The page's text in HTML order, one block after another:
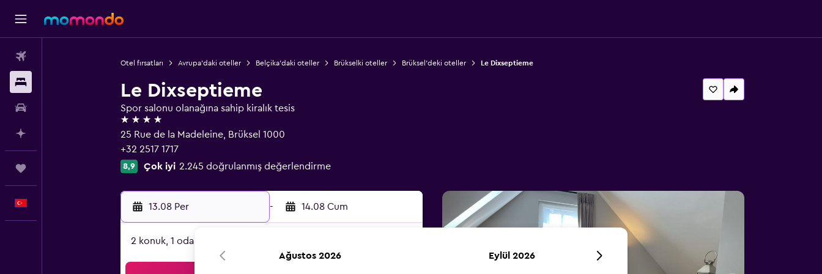
Otel fırsatları Avrupa'daki oteller Belçika'daki oteller Brükselki oteller Brüksel'deki oteller Le Dixseptieme
Le Dixseptieme
Spor salonu olanağına sahip kiralık tesis
4 yıldız
25 Rue de la Madeleine, Brüksel 1000
+32 2517 1717
8,9 Çok iyi 2.245 doğrulanmış değerlendirme
13.08 Per - 14.08 Cum
2 konuk, 1 oda
Ağustos 2026 Eylül 2026